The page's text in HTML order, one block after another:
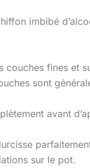
imbibé
fines et
sont
avant
sur le pot.